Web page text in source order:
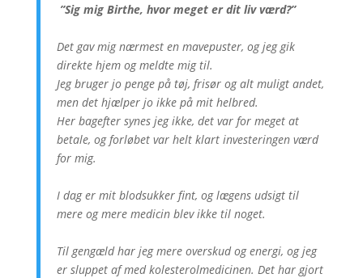
”Sig mig Birthe, hvor meget er dit liv værd?”
Det gav mig nærmest en mavepuster, og jeg gik
direkte hjem og meldte mig til.
Jeg bruger jo penge på tøj, frisør og alt muligt andet,
men det hjælper jo ikke på mit helbred.
Her bagefter synes jeg ikke, det var for meget at
betale, og forløbet var helt klart investeringen værd
for mig.
I dag er mit blodsukker fint, og lægens udsigt til
mere og mere medicin blev ikke til noget.
Til gengæld har jeg mere overskud og energi, og jeg
er sluppet af med kolesterolmedicinen. Det har gjort